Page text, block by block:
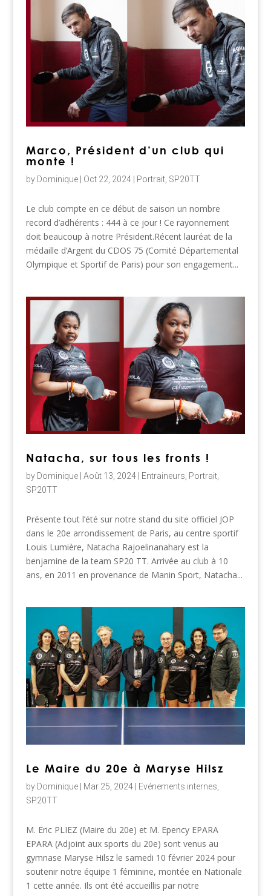
Marco, Président d’un club qui
monte !
by Dominique| Oct 22, 2024| Portrait, SP20TT
Le club compte en ce début de saison un nombre
record d’adhérents : 444 à ce jour ! Ce rayonnement
doit beaucoup à notre Président.Récent lauréat de la
médaille d’Argent du CDOS 75 (Comité Départemental
Olympique et Sportif de Paris) pour son engagement...
Natacha, sur tous les fronts !
by Dominique| Août 13, 2024| Entraineurs Portrait,
SP20TT
Présente tout l’été sur notre stand du site officiel JOP
dans le 20e arrondissement de Paris, au centre sportif
Louis Lumière, Natacha Rajoelinanahary est la
benjamine de la team SP20 TT. Arrivée au club à 10
ans, en 2011 en provenance de Manin Sport, Natacha...
Le Maire du 20e à Maryse Hilsz
by Dominique| Mar 25, 2024| Evénements internes
SP20TT
M. Eric PLIEZ (Maire du 20e) et M. Epency EPARA
EPARA (Adjoint aux sports du 20e) sont venus au
gymnase Maryse Hilsz le samedi 10 février 2024 pour
soutenir notre équipe 1 féminine, montée en Nationale
1 cette année. Ils ont été accueillis par notre